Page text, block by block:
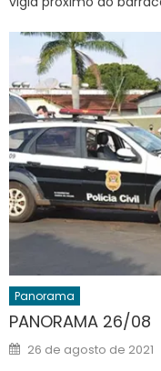
Panorama
PANORAMA 26/08
Posted
on
26 de agosto de 2021